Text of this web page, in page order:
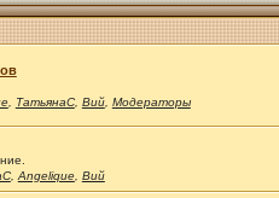
, ТатьянаС, Вий, Модераторы
, Angelique, Вий